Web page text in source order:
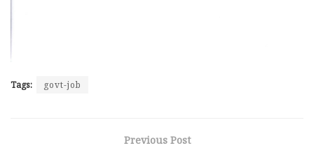
Tags: govt-job
Previous Post